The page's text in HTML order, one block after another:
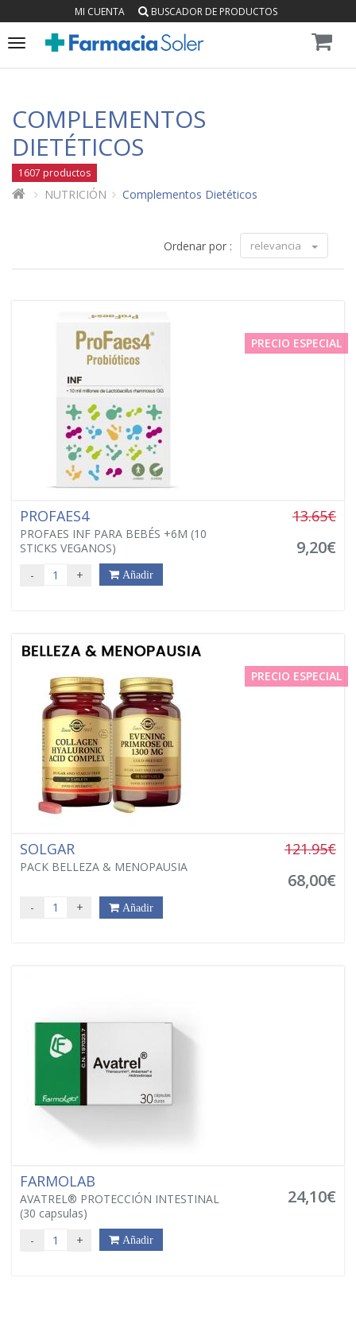
MI CUENTA BUSCADOR DE PRODUCTOS
Toggle
COMPLEMENTOS
DIETÉTICOS
1607 productos
NUTRICIÓN Complementos Dietéticos
Ordenar por : relevancia
PRECIO ESPECIAL
PROFAES4
PROFAES INF PARA BEBÉS +6M (10
STICKS VEGANOS)
13.65€
9,20€
- + Añadir
PRECIO ESPECIAL
SOLGAR
PACK BELLEZA & MENOPAUSIA
121.95€
68,00€
- + Añadir
FARMOLAB
AVATREL® PROTECCIÓN INTESTINAL
(30 capsulas)
24,10€
- + Añadir